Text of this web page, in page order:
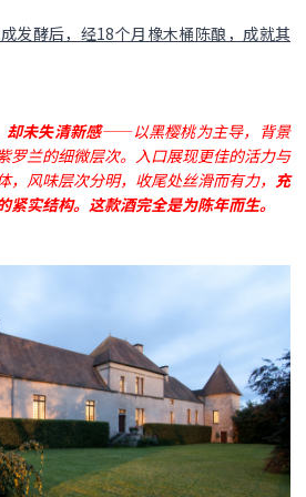
发酵后，经18个月橡木桶陈酿，成就其
却未失清新感——以黑樱桃为主导，背景
罗兰的细微层次。入口展现更佳的活力与
风味层次分明，收尾处丝滑而有力， 充
紧实结构。这款酒完全是为陈年而生。